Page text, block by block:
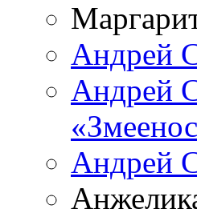
Андрей
Андрей
Андрей